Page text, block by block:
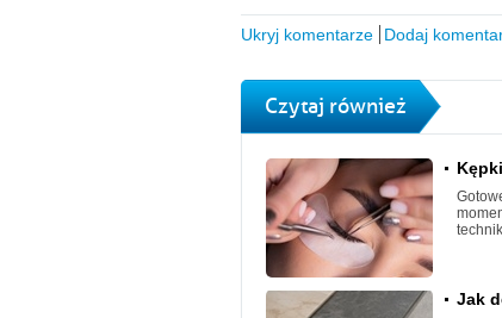
Ukryj komentarze Dodaj
Czytaj również
Jak